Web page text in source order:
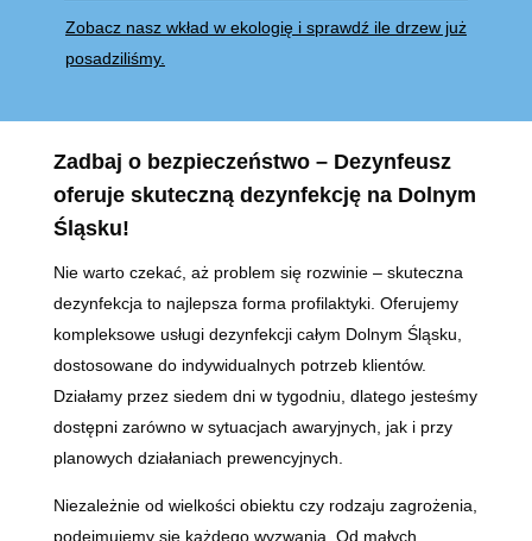
Zobacz nasz wkład w ekologię i sprawdź ile drzew już
posadziliśmy.
Zadbaj o bezpieczeństwo – Dezynfeusz
oferuje skuteczną dezynfekcję na Dolnym
Śląsku!
Nie warto czekać, aż problem się rozwinie – skuteczna
dezynfekcja to najlepsza forma profilaktyki. Oferujemy
kompleksowe usługi dezynfekcji całym Dolnym Śląsku,
dostosowane do indywidualnych potrzeb klientów.
Działamy przez siedem dni w tygodniu, dlatego jesteśmy
dostępni zarówno w sytuacjach awaryjnych, jak i przy
planowych działaniach prewencyjnych.
Niezależnie od wielkości obiektu czy rodzaju zagrożenia,
podejmujemy się każdego wyzwania. Od małych